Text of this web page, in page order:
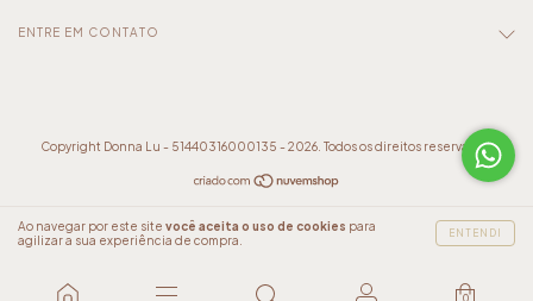
Ao navegar por este site você aceita o uso de cookies para
agilizar a sua experiência de compra.
ENTENDI
0
ENTRE EM CONTATO
Copyright Donna Lu - 51440316000135 - 2026. Todos os direitos reservados.